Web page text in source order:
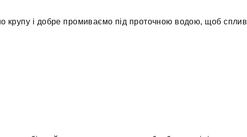
крупу і добре промиваємо під проточною водою, щоб сплив